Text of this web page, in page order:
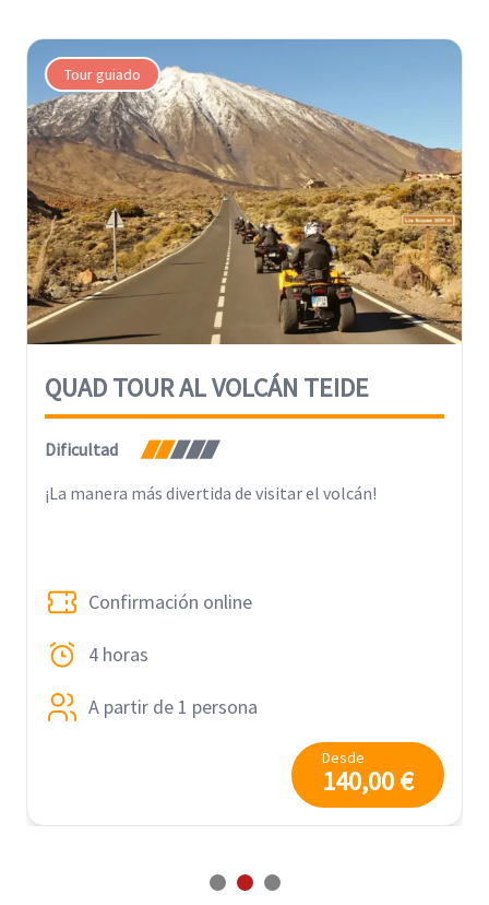
Tour guiado
QUAD TOUR AL VOLCÁN TEIDE
Dificultad
¡La manera más divertida de visitar el volcán!
Confirmación online
4 horas
A partir de 1 persona
Desde
140,00 €